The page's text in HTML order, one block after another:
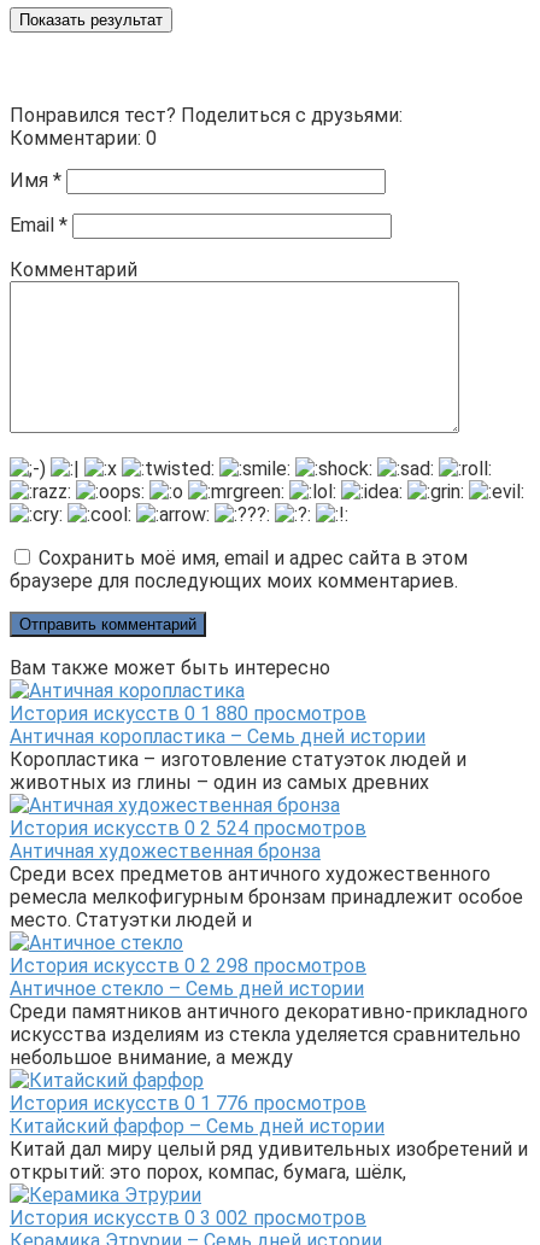
Показать результат
Понравился тест? Поделиться с друзьями:
Комментарии: 0
Имя *
Email *
Комментарий
Сохранить моё имя, email и адрес сайта в этом
браузере для последующих моих комментариев.
Вам также может быть интересно
История искусств 0 1 880 просмотров
Античная коропластика – Семь дней истории
Коропластика – изготовление статуэток людей и
животных из глины – один из самых древних
История искусств 0 2 524 просмотров
Античная художественная бронза
Среди всех предметов античного художественного
ремесла мелкофигурным бронзам принадлежит особое
место. Статуэтки людей и
История искусств 0 2 298 просмотров
Античное стекло – Семь дней истории
Среди памятников античного декоративно-прикладного
искусства изделиям из стекла уделяется сравнительно
небольшое внимание, а между
История искусств 0 1 776 просмотров
Китайский фарфор – Семь дней истории
Китай дал миру целый ряд удивительных изобретений и
открытий: это порох, компас, бумага, шёлк,
История искусств 0 3 002 просмотров